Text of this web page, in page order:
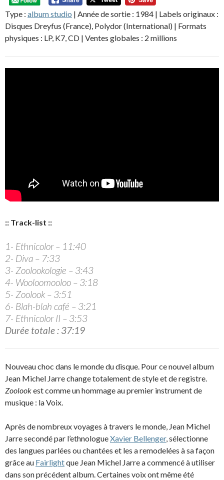
Type : album studio | Année de sortie : 1984 | Labels originaux :
Disques Dreyfus (France), Polydor (International) | Formats
physiques : LP, K7, CD | Ventes globales : 2 millions
:: Track-list ::
1- Ethnicolor – 11:40
2- Diva – 7:33
3- Zoolookologie – 3:43
4- Wooloomooloo – 3:18
5- Zoolook – 3:51
6- Blah-blah café – 3:21
7- Ethnicolor II – 3:53
Durée totale : 37:19
Nouveau choc dans le monde du disque. Pour ce nouvel album
Jean Michel Jarre change totalement de style et de registre.
Zoolookest comme un hommage au premier instrument de
musique : la Voix.
Après de nombreux voyages à travers le monde, Jean Michel
Jarre secondé par l’ethnologueXavier Bellenger, sélectionne
des langues parlées ou chantées et les a remodelées à sa façon
grâce au Fairlightque Jean Michel Jarre a commencé à utiliser
dans son précédent album. Certaines voix ont même été